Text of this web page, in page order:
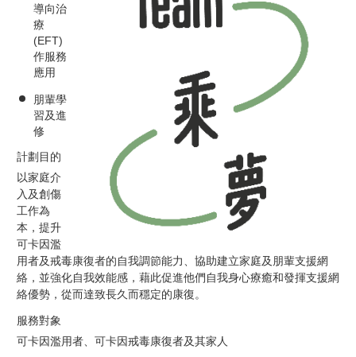
導向治
療
(EFT)
作服務
應用
朋輩學
習及進
修
計劃目的
以家庭介
入及創傷
工作為
本，提升
可卡因濫
用者及戒毒康復者的自我調節能力、協助建立家庭及朋輩支援網
絡，並強化自我效能感，藉此促進他們自我身心療癒和發揮支援網
絡優勢，從而達致長久而穩定的康復。
服務對象
可卡因濫用者、可卡因戒毒康復者及其家人